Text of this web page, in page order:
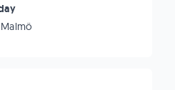
Malmö